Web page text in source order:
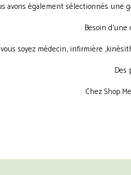
avons également sélectionnés une
Besoin
soyez médecin, infirmière
Des
Chez Shop